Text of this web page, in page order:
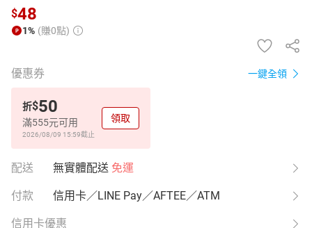
$48
1% (賺0點)
優惠券 一鍵全領
折$50
滿555元可用
2026/08/09 15:59截止
領取
配送 無實體配送 免運
付款 信用卡／LINE Pay／AFTEE／ATM
信用卡優惠